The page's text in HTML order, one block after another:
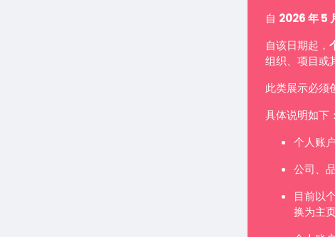
自 2026 年 5
自该日期起，
组织、项目或
此类展示必须
具体说明如下：
个人账
公司、
目前以
换为主